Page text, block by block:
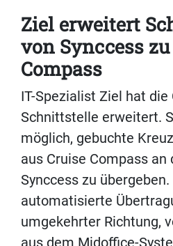
Ziel erweitert
von Synccess
Compass
IT-Spezialist Ziel hat
Schnittstelle erweitert.
möglich, gebuchte
aus Cruise Compass an
Synccess zu
automatisierte
umgekehrter Richtung,